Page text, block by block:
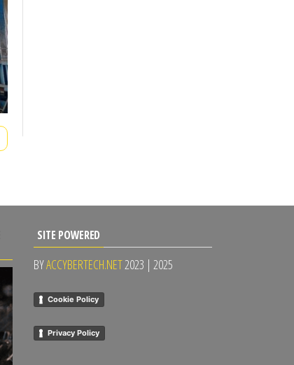
SITE POWERED
BYACCYBERTECH.NET2023 | 2025
Cookie Policy
Privacy Policy